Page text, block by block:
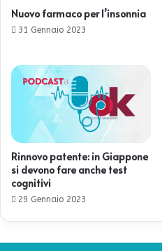
Nuovo farmaco per l’insonnia
31 Gennaio 2023
Rinnovo patente: in Giappone
si devono fare anche test
cognitivi
29 Gennaio 2023